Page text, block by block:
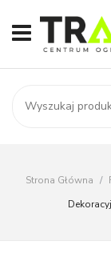
START
SKLEP
AKTUALNOŚCI
Strona Główna /